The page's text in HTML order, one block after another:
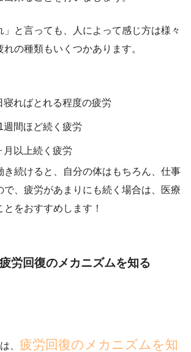
」と言っても、人によって感じ方は様々
の種類もいくつかあります。
寝ればとれる程度の疲労
週間ほど続く疲労
月以上続く疲労
き続けると、自分の体はもちろん、仕事
で、疲労があまりにも続く場合は、医療
をおすすめします！
労回復のメカニズムを知る
、 疲労回復のメカニズムを知